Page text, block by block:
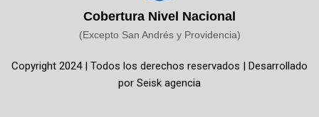
o
o
-
g
r
m
b
e
k
Cobertura Nivel Nacional
(Excepto San Andrés y Providencia)
Copyright 2024 | Todos los derechos reservados | Desarrollado
por Seisk agencia